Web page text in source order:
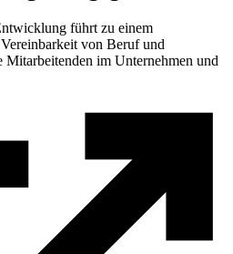
führt zu einem
von Beruf und
Mitarbeitenden im Unternehmen und